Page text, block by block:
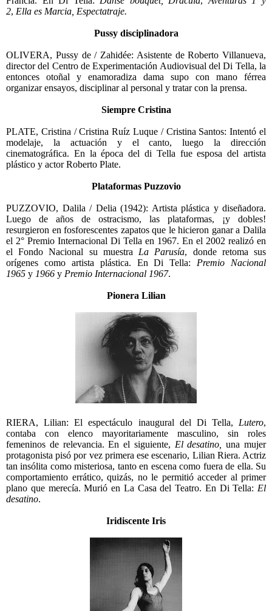
2, Ella es Marcia, Espectatraje.
Pussy disciplinadora
OLIVERA, Pussy de / Zahidée: Asistente de Roberto Villanueva,
director del Centro de Experimentación Audiovisual del Di Tella, la
entonces otoñal y enamoradiza dama supo con mano férrea
organizar ensayos, disciplinar al personal y tratar con la prensa.
Siempre Cristina
PLATE, Cristina / Cristina Ruíz Luque / Cristina Santos: Intentó el
modelaje, la actuación y el canto, luego la dirección
cinematográfica. En la época del di Tella fue esposa del artista
plástico y actor Roberto Plate.
Plataformas Puzzovio
PUZZOVIO, Dalila / Delia (1942): Artista plástica y diseñadora.
Luego de años de ostracismo, las plataformas, ¡y dobles!
resurgieron en fosforescentes zapatos que le hicieron ganar a Dalila
el 2° Premio Internacional Di Tella en 1967. En el 2002 realizó en
el Fondo Nacional su muestraLa Parusía, donde retoma sus
orígenes como artista plástica. En Di Tella:Premio Nacional
1965 y 1966 y Premio Internacional 1967.
Pionera Lilian
RIERA, Lilian: El espectáculo inaugural del Di Tella, Lutero,
contaba con elenco mayoritariamente masculino, sin roles
femeninos de relevancia. En el siguiente, El desatino,una mujer
protagonista pisó por vez primera ese escenario, Lilian Riera. Actriz
tan insólita como misteriosa, tanto en escena como fuera de ella. Su
comportamiento errático, quizás, no le permitió acceder al primer
plano que merecía. Murió en La Casa del Teatro. En Di Tella: El
desatino.
Iridiscente Iris